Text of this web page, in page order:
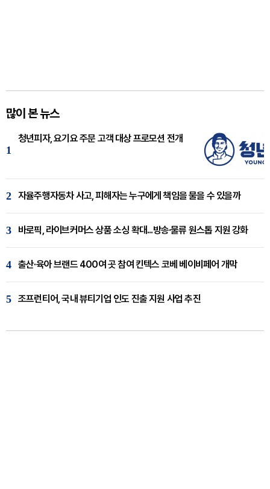
많이 본 뉴스
1
청년피자, 요기요 주문 고객 대상 프로모션 전개
2 자율주행자동차 사고, 피해자는 누구에게 책임을 물을 수 있을까
3 바로픽, 라이브커머스 상품 소싱 확대...방송·물류 원스톱 지원 강화
4 출산·육아 브랜드 400여 곳 참여 킨텍스 코베 베이비페어 개막
5 조프런티어, 국내 뷰티기업 인도 진출 지원 사업 추진